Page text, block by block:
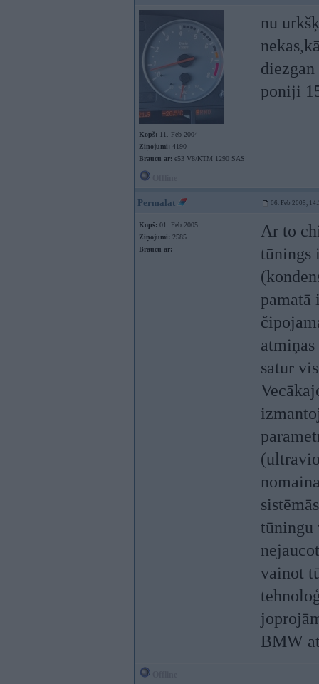
Kopš: 11. Feb 2004
Ziņojumi: 4190
Braucu ar: e53 V8/KTM 1290 SAS
nu
poniji
Permalat 06. Feb 2005,
Kopš: 01. Feb 2005
Ziņojumi: 2585
Braucu ar:
Ar to
tūnings
pamatā
satur
tūningu
vainot
BMW